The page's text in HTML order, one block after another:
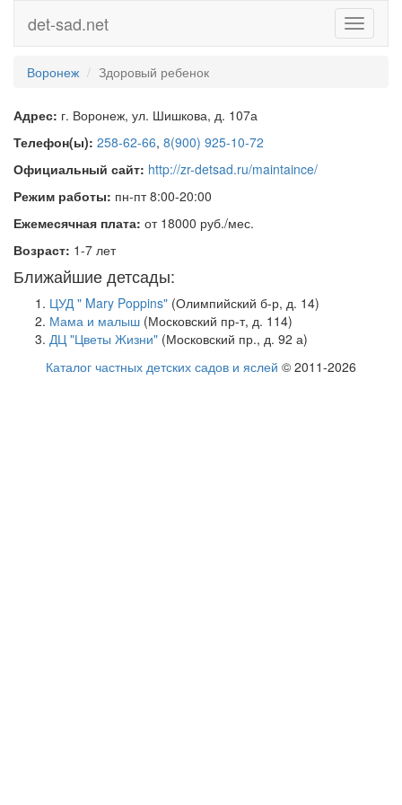
Toggle
det-sad.net
Воронеж Здоровый ребенок
Адрес: г. Воронеж, ул. Шишкова, д. 107а
Телефон(ы): 258-62-66, 8(900) 925-10-72
Официальный сайт: http://zr-detsad.ru/maintaince/
Режим работы: пн-пт 8:00-20:00
Ежемесячная плата: от 18000 руб./мес.
Возраст: 1-7 лет
Ближайшие детсады:
ЦУД " Mary Poppins" (Олимпийский б-р, д. 14)
Мама и малыш (Московский пр-т, д. 114)
ДЦ "Цветы Жизни" (Московский пр., д. 92 а)
Каталог частных детских садов и яслей © 2011-2026